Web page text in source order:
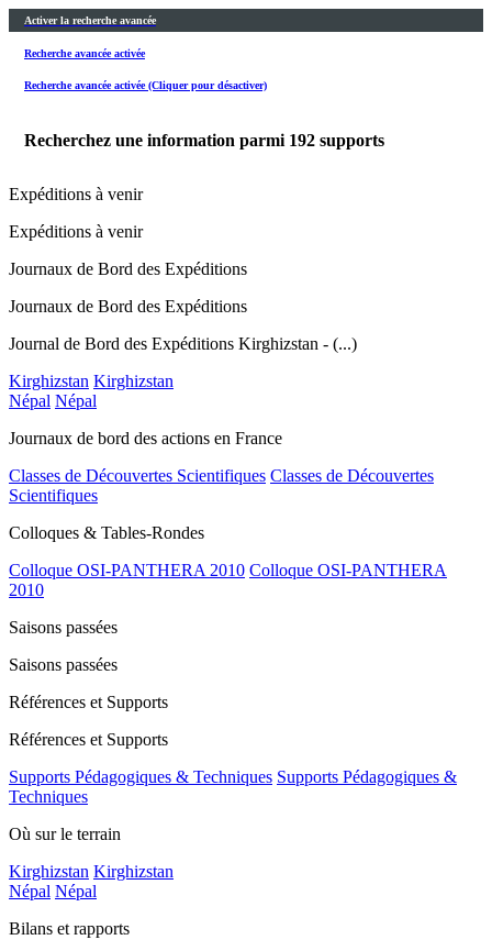
Activer la recherche avancée
Recherche avancée activée
Recherche avancée activée (Cliquer pour désactiver)
Recherchez une information parmi 192 supports
Expéditions à venir
Expéditions à venir
Journaux de Bord des Expéditions
Journaux de Bord des Expéditions
Journal de Bord des Expéditions Kirghizstan - (...)
Kirghizstan Kirghizstan
Népal Népal
Journaux de bord des actions en France
Classes de Découvertes Scientifiques Classes de Découvertes
Scientifiques
Colloques & Tables-Rondes
Colloque OSI-PANTHERA 2010 Colloque OSI-PANTHERA
2010
Saisons passées
Saisons passées
Références et Supports
Références et Supports
Supports Pédagogiques & Techniques Supports Pédagogiques &
Techniques
Où sur le terrain
Kirghizstan Kirghizstan
Népal Népal
Bilans et rapports